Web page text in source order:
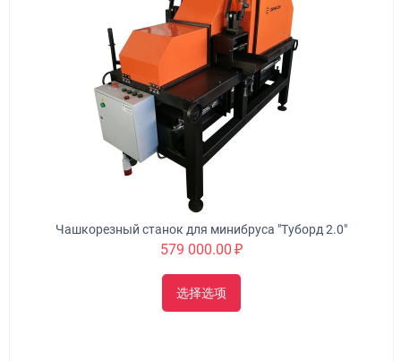
Чашкорезный станок для минибруса "Туборд 2.0"
579 000.00 ₽
选择选项